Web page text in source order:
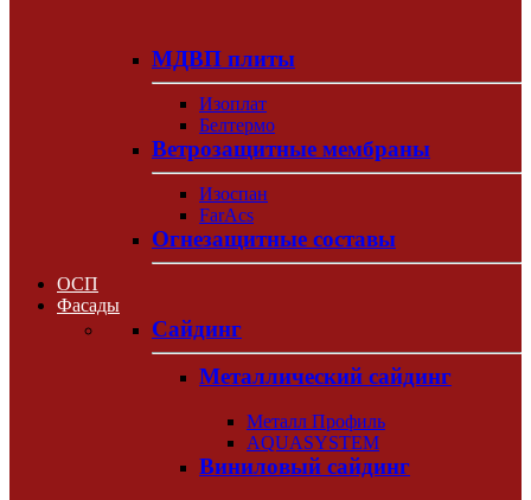
МДВП плиты
Изоплат
Белтермо
Ветрозащитные мембраны
Изоспан
FarAcs
Огнезащитные составы
ОСП
Фасады
Сайдинг
Металлический сайдинг
Металл Профиль
AQUASYSTEM
Виниловый сайдинг